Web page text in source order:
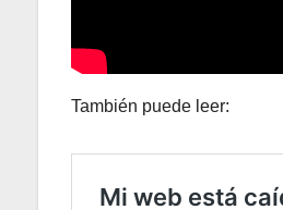
También puede leer: